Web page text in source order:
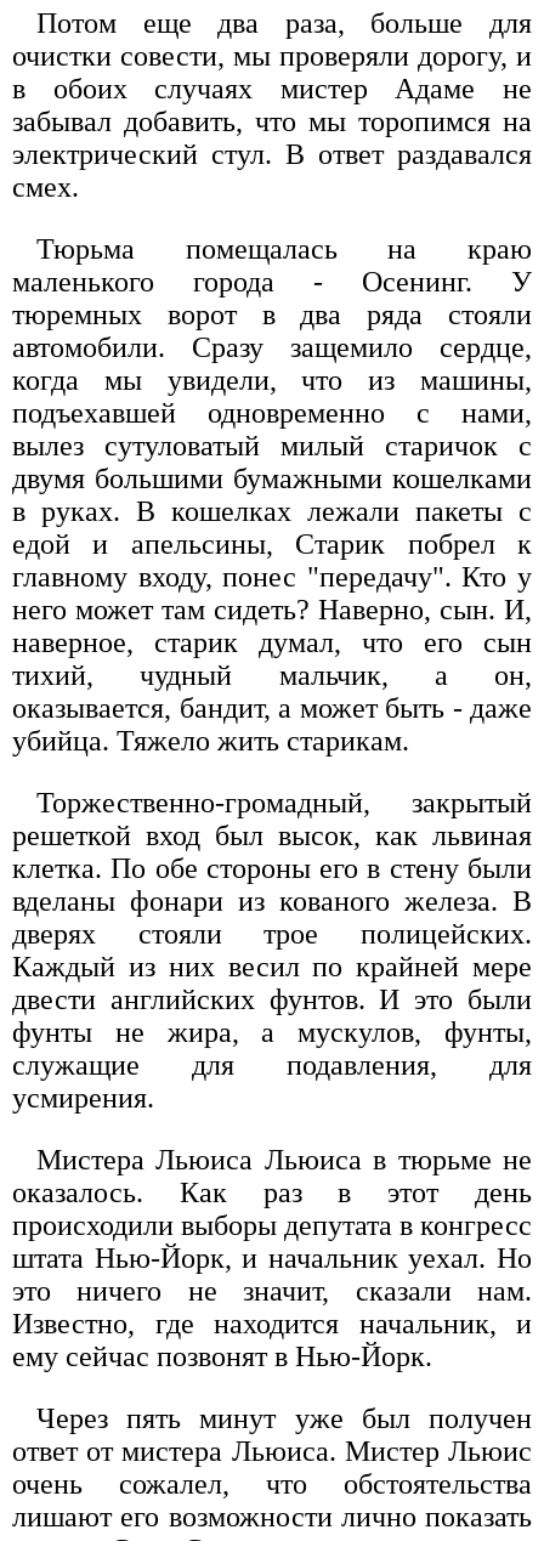
Потом еще два раза, больше для
очистки совести, мы проверяли дорогу, и
в обоих случаях мистер Адаме не
забывал добавить, что мы торопимся на
электрический стул. В ответ раздавался
смех.
Тюрьма помещалась на краю
маленького города - Осенинг. У
тюремных ворот в два ряда стояли
автомобили. Сразу защемило сердце,
когда мы увидели, что из машины,
подъехавшей одновременно с нами,
вылез сутуловатый милый старичок с
двумя большими бумажными кошелками
в руках. В кошелках лежали пакеты с
едой и апельсины, Старик побрел к
главному входу, понес "передачу". Кто у
него может там сидеть? Наверно, сын. И,
наверное, старик думал, что его сын
тихий, чудный мальчик, а он,
оказывается, бандит, а может быть - даже
убийца. Тяжело жить старикам.
Торжественно-громадный, закрытый
решеткой вход был высок, как львиная
клетка. По обе стороны его в стену были
вделаны фонари из кованого железа. В
дверях стояли трое полицейских.
Каждый из них весил по крайней мере
двести английских фунтов. И это были
фунты не жира, а мускулов, фунты,
служащие для подавления, для
усмирения.
Мистера Льюиса Льюиса в тюрьме не
оказалось. Как раз в этот день
происходили выборы депутата в конгресс
штата Нью-Йорк, и начальник уехал. Но
это ничего не значит, сказали нам.
Известно, где находится начальник, и
ему сейчас позвонят в Нью-Йорк.
Через пять минут уже был получен
ответ от мистера Льюиса. Мистер Льюис
очень сожалел, что обстоятельства
лишают его возможности лично показать